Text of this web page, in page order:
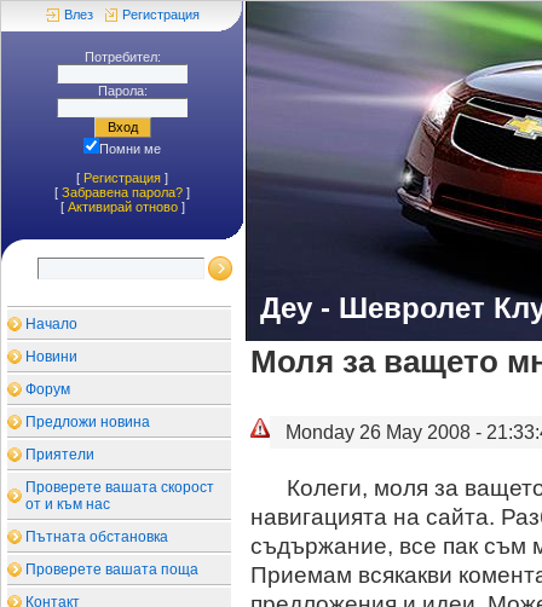
Влез Регистрация
Потребител:
Парола:
Помни ме
[ Регистрация ]
[ Забравена парола? ]
[ Aктивирай отново]
Начало
Новини
Форум
Предложи новина
Приятели
Проверете вашата скорост
от и към нас
Пътната обстановка
Проверете вашата поща
Контакт
Деу - Шевролет
Моля за ващето
Monday 26 May 2008 -
Колеги, моля за
навигацията на сайта.
съдържание, все пак съм
Приемам всякакви